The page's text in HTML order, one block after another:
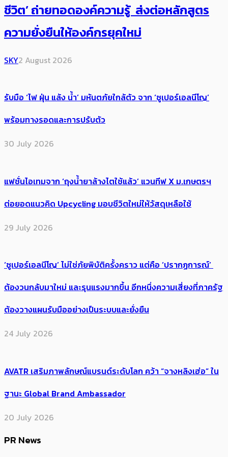
ชีวิต’ ถ่ายทอดองค์ความรู้ ส่งต่อหลักสูตร
ความยั่งยืนให้องค์กรยุคใหม่
SKY2 August 2026
รับมือ ‘ไฟ ฝุ่น แล้ง น้ำ’ มหันตภัยใกล้ตัว จาก ‘ซูเปอร์เอลนีโญ’
พร้อมทางรอดและการปรับตัว
30 July 2026
แฟชั่นไอเทมจาก ‘ถุงน้ำยาล้างไตใช้แล้ว’ แวนทีฟ X ม.เกษตรฯ
ต่อยอดแนวคิด Upcycling มอบชีวิตใหม่ให้วัสดุเหลือใช้
29 July 2026
‘ซูเปอร์เอลนีโญ’ ไม่ใช่ภัยพิบัติครั้งคราว แต่คือ ‘ปรากฏการณ์’ ​
ต้อง​วนกลับมาใหม่ และรุนแรงมากขึ้น อีกหนึ่งความเสี่ยงที่ภาครัฐ
ต้องวางแผนรับมืออย่างเป็นระบบและยั่งยืน
24 July 2026
AVATR เสริมภาพลักษณ์แบรนด์ระดับโลก คว้า “จางหลิงเฮ่อ” ใน
ฐานะ Global Brand Ambassador
20 July 2026
PR News